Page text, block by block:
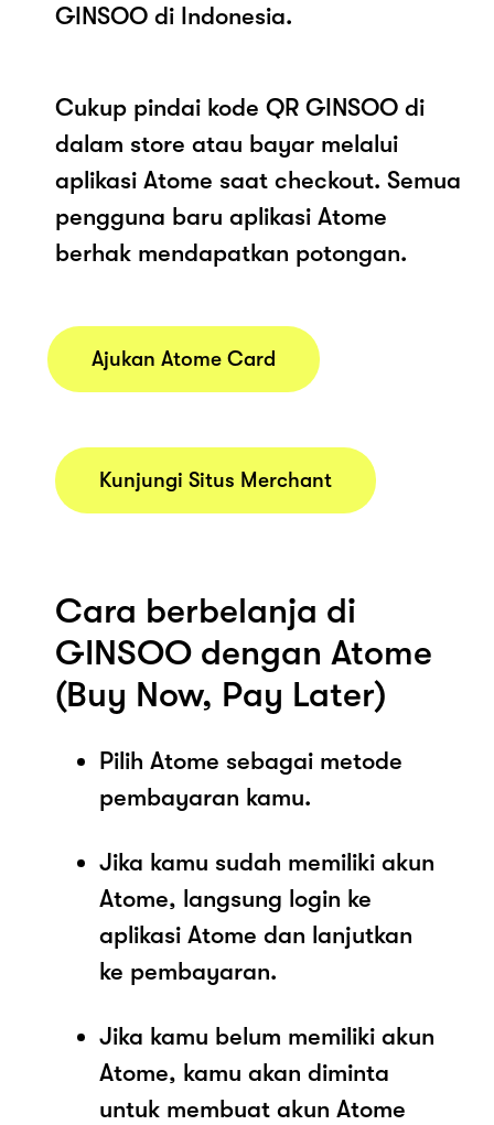
GINSOO di Indonesia.
Cukup pindai kode QR GINSOO di
dalam store atau bayar melalui
aplikasi Atome saat checkout. Semua
pengguna baru aplikasi Atome
berhak mendapatkan potongan.
Ajukan Atome Card
Kunjungi Situs Merchant
Cara berbelanja di
GINSOO dengan Atome
(Buy Now, Pay Later)
Pilih Atome sebagai metode
pembayaran kamu.
Jika kamu sudah memiliki akun
Atome, langsung login ke
aplikasi Atome dan lanjutkan
ke pembayaran.
Jika kamu belum memiliki akun
Atome, kamu akan diminta
untuk membuat akun Atome